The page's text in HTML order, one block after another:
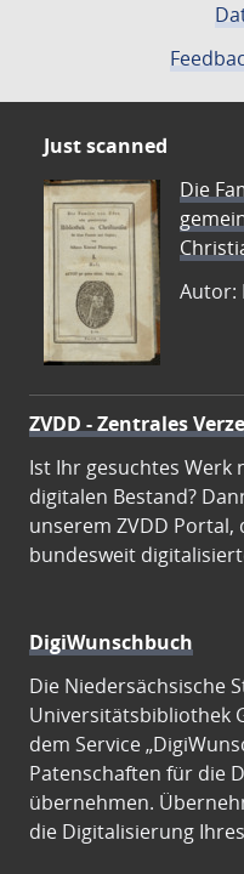
Just scanned
Die
Autor:
ZVDD - Zentrales
Ist Ihr gesuchtes
digitalen Bestand?
unserem ZVDD Portal,
bundesweit
DigiWunschbuch
Die Niedersächsische
Universitätsbibliothek
dem Service
Patenschaften für die
übernehmen.
die Digitalisierung